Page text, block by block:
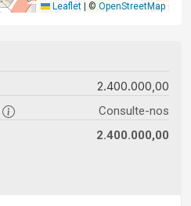
Leaflet © OpenStreetMap
2.400.000,00
Consulte-nos
2.400.000,00